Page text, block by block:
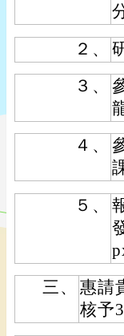
２、
３、
４、
５、
三、
惠請
核予